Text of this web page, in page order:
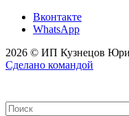
Вконтакте
WhatsApp
2026 © ИП Кузнецов
Сделано командой